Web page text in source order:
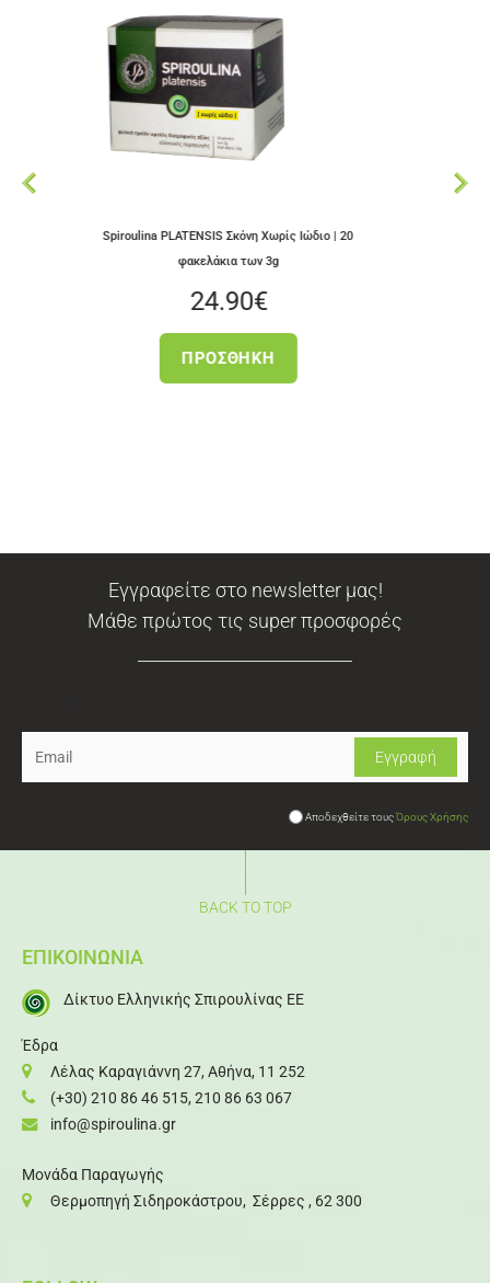
Spiroulina PLATENSIS Σκόνη Χωρίς Ιώδιο | 20
φακελάκια των 3g
Εγγραφείτε στο newsletter μας!
Μάθε πρώτος τις super προσφορές
Αποδεχθείτε τουςΌρους Χρήσης
BACK TO TOP
ΕΠΙΚΟΙΝΩΝΙΑ
Δίκτυο Ελληνικής Σπιρουλίνας ΕΕ
Έδρα
Λέλας Καραγιάννη 27, Αθήνα, 11 252
(+30) 210 86 46 515, 210 86 63 067
info@spiroulina.gr
Μονάδα Παραγωγής
Θερμοπηγή Σιδηροκάστρου, Σέρρες , 62 300